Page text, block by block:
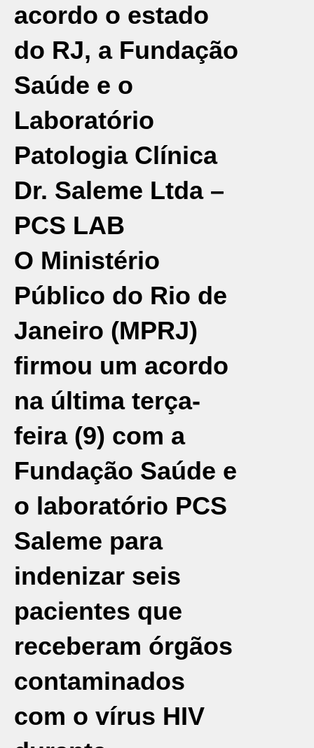
acordo o estado
do RJ, a Fundação
Saúde e o
Laboratório
Patologia Clínica
Dr. Saleme Ltda –
PCS LAB
O Ministério
Público do Rio de
Janeiro (MPRJ)
firmou um acordo
na última terça-
feira (9) com a
Fundação Saúde e
o laboratório PCS
Saleme para
indenizar seis
pacientes que
receberam órgãos
contaminados
com o vírus HIV